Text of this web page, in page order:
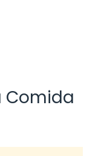
Comida